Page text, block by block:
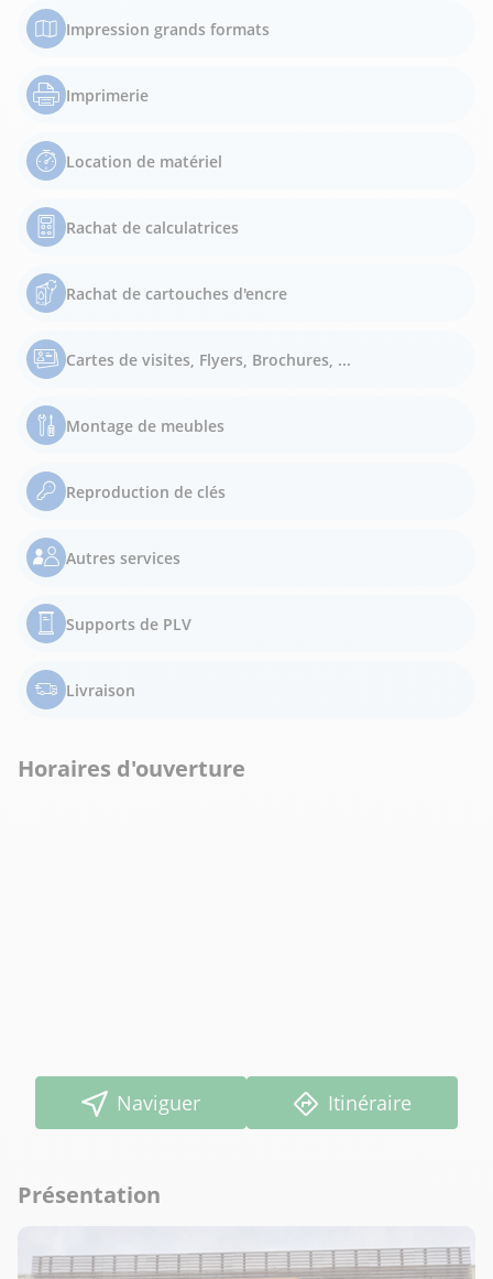
Impression grands formats
Imprimerie
Location de matériel
Rachat de calculatrices
Rachat de cartouches d'encre
Cartes de visites, Flyers, Brochures, ...
Montage de meubles
Reproduction de clés
Autres services
Supports de PLV
Livraison
Horaires d'ouverture
Naviguer Itinéraire
Présentation